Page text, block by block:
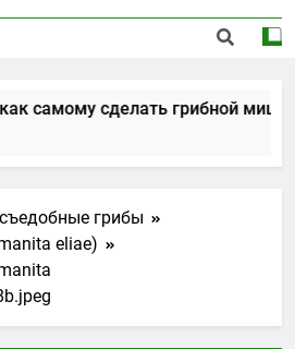
самому сделать грибной
грибы
eliae)